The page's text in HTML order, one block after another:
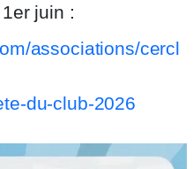
juin :
associations/cercl
du-club-2026